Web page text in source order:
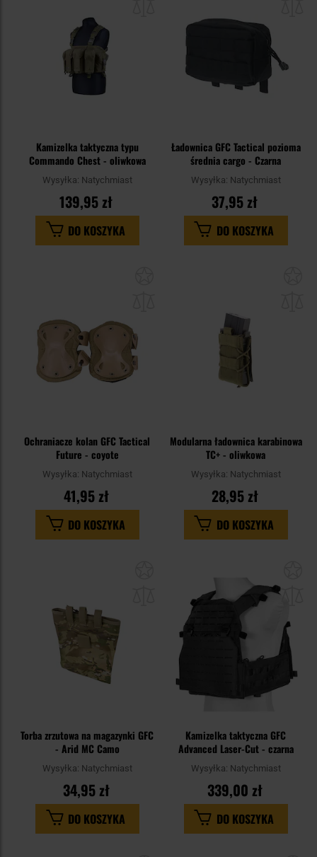
Kamizelka taktyczna typu
Commando Chest - oliwkowa
Wysyłka: Natychmiast
139,95 zł
DO KOSZYKA
Ładownica GFC Tactical pozioma
średnia cargo - Czarna
Wysyłka: Natychmiast
37,95 zł
DO KOSZYKA
Ochraniacze kolan GFC Tactical
Future - coyote
Wysyłka: Natychmiast
41,95 zł
DO KOSZYKA
Modularna ładownica karabinowa
TC+ - oliwkowa
Wysyłka: Natychmiast
28,95 zł
DO KOSZYKA
schowka
Torba zrzutowa na magazynki GFC
- Arid MC Camo
Wysyłka: Natychmiast
34,95 zł
DO KOSZYKA
Kamizelka taktyczna GFC
Advanced Laser-Cut - czarna
Wysyłka: Natychmiast
339,00 zł
DO KOSZYKA